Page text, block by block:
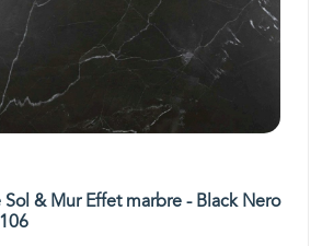
& Mur Effet marbre - Black Nero